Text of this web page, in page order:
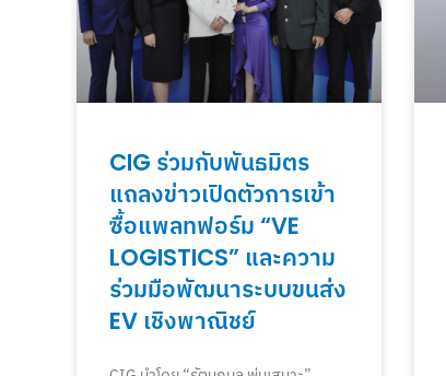
CIG ร่วมกับพันธมิตร
แถลงข่าวเปิดตัวการเข้า
ซื้อแพลทฟอร์ม “VE
LOGISTICS” และความ
ร่วมมือพัฒนาระบบขนส่ง
EV เชิงพาณิชย์